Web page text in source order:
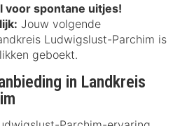
voor spontane uitjes!
Jouw volgende
Ludwigslust-Parchim is
geboekt.
in Landkreis